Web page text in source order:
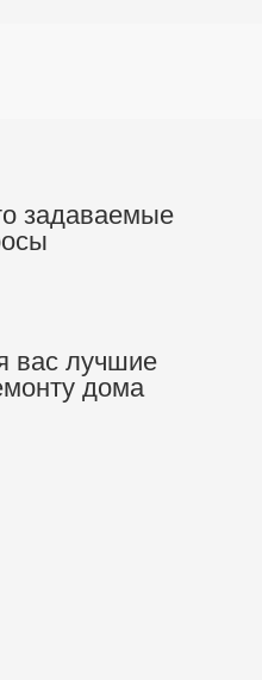
задаваемые
вас лучшие
дома